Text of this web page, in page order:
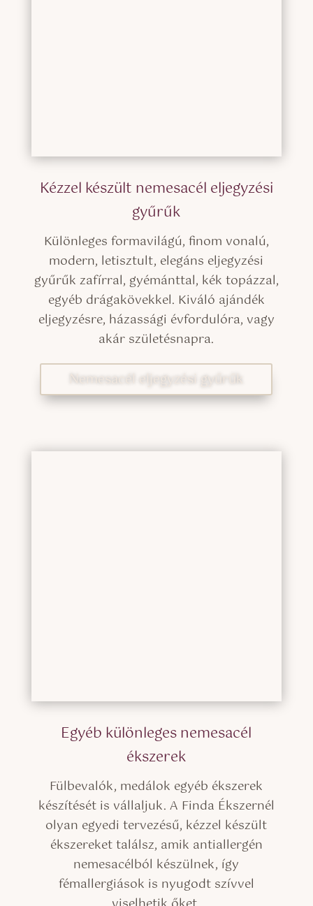
Kézzel készült nemesacél eljegyzési
gyűrűk
Különleges formavilágú, finom vonalú,
modern, letisztult, elegáns eljegyzési
gyűrűk zafírral, gyémánttal, kék topázzal,
egyéb drágakövekkel. Kiváló ajándék
eljegyzésre, házassági évfordulóra, vagy
akár születésnapra.
Nemesacél eljegyzési gyűrűk
Egyéb különleges nemesacél
ékszerek
Fülbevalók, medálok egyéb ékszerek
készítését is vállaljuk. A Finda Ékszernél
olyan egyedi tervezésű, kézzel készült
ékszereket találsz, amik antiallergén
nemesacélból készülnek, így
fémallergiások is nyugodt szívvel